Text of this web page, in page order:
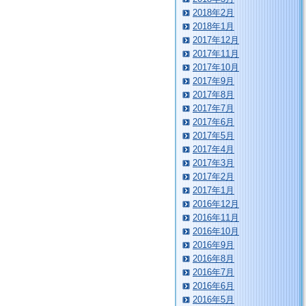
2018年2月
2018年1月
2017年12月
2017年11月
2017年10月
2017年9月
2017年8月
2017年7月
2017年6月
2017年5月
2017年4月
2017年3月
2017年2月
2017年1月
2016年12月
2016年11月
2016年10月
2016年9月
2016年8月
2016年7月
2016年6月
2016年5月